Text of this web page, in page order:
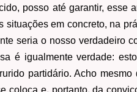
posso até garantir, esse
situações em concreto, na
seria o nosso verdadeiro
é igualmente verdade:
partidário. Acho
coloca e, portanto, da